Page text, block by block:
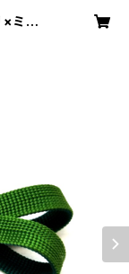
ミド